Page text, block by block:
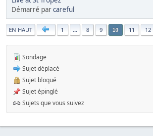
Démarré parcareful
EN HAUT 1 ... 8 9 10 11 12
Sondage
Sujet déplacé
Sujet bloqué
Sujet épinglé
Sujets que vous suivez